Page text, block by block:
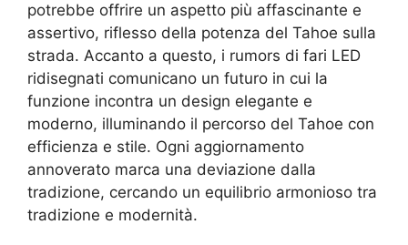
potrebbe offrire un aspetto più affascinante e
assertivo, riflesso della potenza del Tahoe sulla
strada. Accanto a questo, i rumors di fari LED
ridisegnati comunicano un futuro in cui la
funzione incontra un design elegante e
moderno, illuminando il percorso del Tahoe con
efficienza e stile. Ogni aggiornamento
annoverato marca una deviazione dalla
tradizione, cercando un equilibrio armonioso tra
tradizione e modernità.